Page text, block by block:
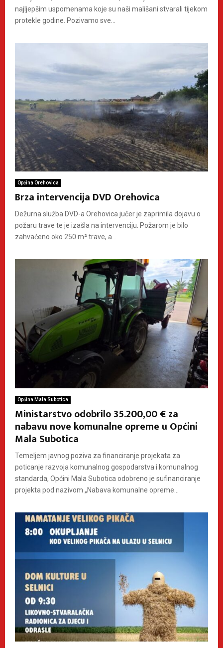
najljepšim uspomenama koje su naši mališani stvarali tijekom
protekle godine. Pozivamo sve...
Općina Orehovica
Brza intervencija DVD Orehovica
Dežurna služba DVD-a Orehovica jučer je zaprimila dojavu o
požaru trave te je izašla na intervenciju. Požarom je bilo
zahvaćeno oko 250 m² trave, a...
Općina Mala Subotica
Ministarstvo odobrilo 35.200,00 € za
nabavu nove komunalne opreme u Općini
Mala Subotica
Temeljem javnog poziva za financiranje projekata za
poticanje razvoja komunalnog gospodarstva i komunalnog
standarda, Općini Mala Subotica odobreno je sufinanciranje
projekta pod nazivom „Nabava komunalne opreme...